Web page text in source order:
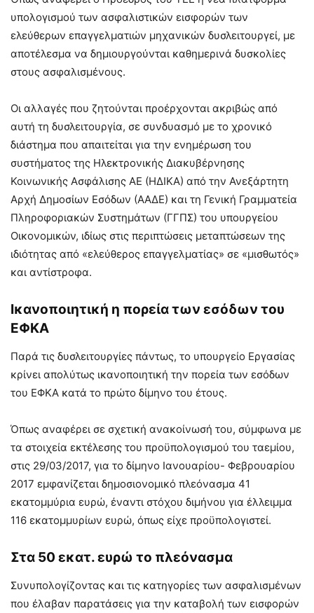
υπολογισμού των ασφαλιστικών εισφορών των
ελεύθερων επαγγελματιών μηχανικών δυσλειτουργεί, με
αποτέλεσμα να δημιουργούνται καθημερινά δυσκολίες
στους ασφαλισμένους.
Οι αλλαγές που ζητούνται προέρχονται ακριβώς από
αυτή τη δυσλειτουργία, σε συνδυασμό με το χρονικό
διάστημα που απαιτείται για την ενημέρωση του
συστήματος της Ηλεκτρονικής Διακυβέρνησης
Κοινωνικής Ασφάλισης ΑΕ (ΗΔΙΚΑ) από την Ανεξάρτητη
Αρχή Δημοσίων Εσόδων (ΑΑΔΕ) και τη Γενική Γραμματεία
Πληροφοριακών Συστημάτων (ΓΓΠΣ) του υπουργείου
Οικονομικών, ιδίως στις περιπτώσεις μεταπτώσεων της
ιδιότητας από «ελεύθερος επαγγελματίας» σε «μισθωτός»
και αντίστροφα.
Ικανοποιητική η πορεία των εσόδων του
ΕΦΚΑ
Παρά τις δυσλειτουργίες πάντως, το υπουργείο Εργασίας
κρίνει απολύτως ικανοποιητική την πορεία των εσόδων
του ΕΦΚΑ κατά το πρώτο δίμηνο του έτους.
Όπως αναφέρει σε σχετική ανακοίνωσή του, σύμφωνα με
τα στοιχεία εκτέλεσης του προϋπολογισμού του ταεμίου,
στις 29/03/2017, για το δίμηνο Ιανουαρίου- Φεβρουαρίου
2017 εμφανίζεται δημοσιονομικό πλεόνασμα 41
εκατομμύρια ευρώ, έναντι στόχου διμήνου για έλλειμμα
116 εκατομμυρίων ευρώ, όπως είχε προϋπολογιστεί.
Στα 50 εκατ. ευρώ το πλεόνασμα
Συνυπολογίζοντας και τις κατηγορίες των ασφαλισμένων
που έλαβαν παρατάσεις για την καταβολή των εισφορών